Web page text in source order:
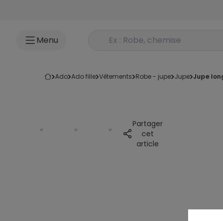
Menu Rechercher un produit
ado ado fille vêtements robe - jupe jupe jupe
Partager
cet
article